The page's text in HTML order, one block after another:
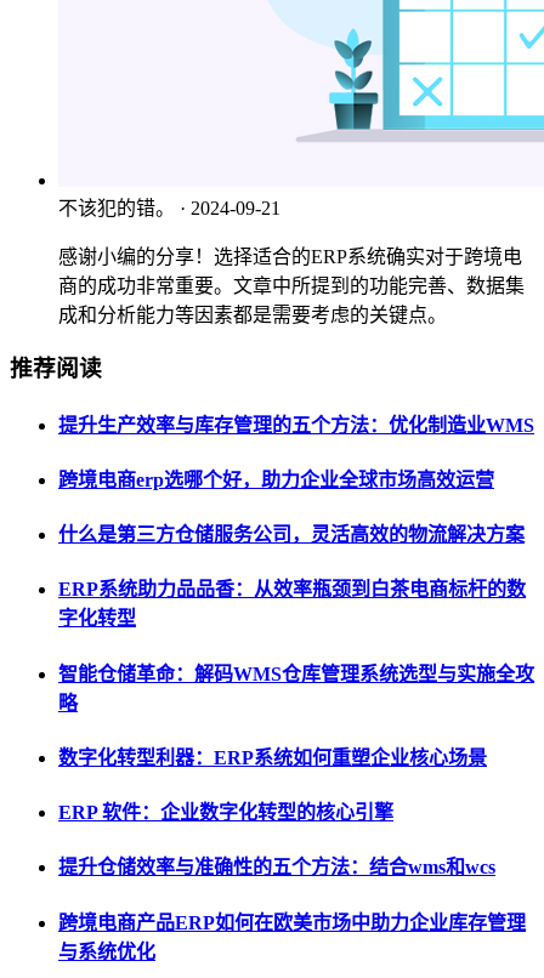
不该犯的错。 · 2024-09-21
感谢小编的分享！选择适合的ERP系统确实对于跨境电
商的成功非常重要。文章中所提到的功能完善、数据集
成和分析能力等因素都是需要考虑的关键点。
推荐阅读
提升生产效率与库存管理的五个方法：优化制造业WMS
跨境电商erp选哪个好，助力企业全球市场高效运营
什么是第三方仓储服务公司，灵活高效的物流解决方案
ERP系统助力品品香：从效率瓶颈到白茶电商标杆的数
字化转型
智能仓储革命：解码WMS仓库管理系统选型与实施全攻
略
数字化转型利器：ERP系统如何重塑企业核心场景
ERP 软件：企业数字化转型的核心引擎
提升仓储效率与准确性的五个方法：结合wms和wcs
跨境电商产品ERP如何在欧美市场中助力企业库存管理
与系统优化